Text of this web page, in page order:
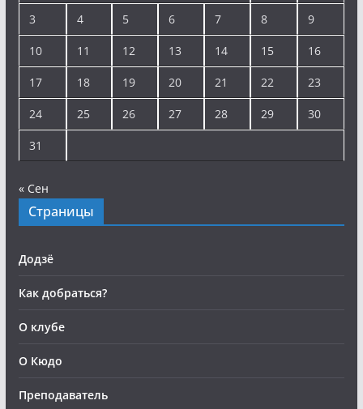
3 4 5 6 7 8 9
10 11 12 13 14 15 16
17 18 19 20 21 22 23
24 25 26 27 28 29 30
31
« Сен
Страницы
Додзё
Как добраться?
О клубе
О Кюдо
Преподаватель